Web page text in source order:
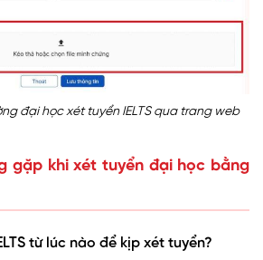
đại học xét tuyển IELTS qua trang web
gặp khi xét tuyển đại học bằng
từ lúc nào để kịp xét tuyển?